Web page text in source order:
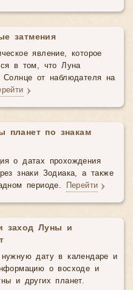
затмения
явление, которое
в том, что Луна
Солнце от наблюдателя на
планет по знакам
о датах прохождения
знаки Зодиака, а также
периоде.
Перейти
заход Луны и
нужную дату в календаре и
о восходе и
и других планет.